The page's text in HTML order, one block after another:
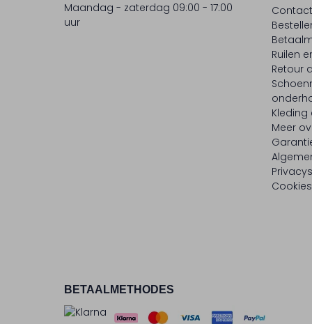
Maandag - zaterdag 09:00 - 17:00
uur
Contact
Ruilen
Retour
Meer
BETAALMETHODES